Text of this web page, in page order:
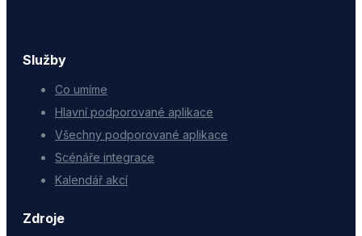
Služby
Co umíme
Hlavní podporované aplikace
Všechny podporované aplikace
Scénáře integrace
Kalendář akcí
Zdroje